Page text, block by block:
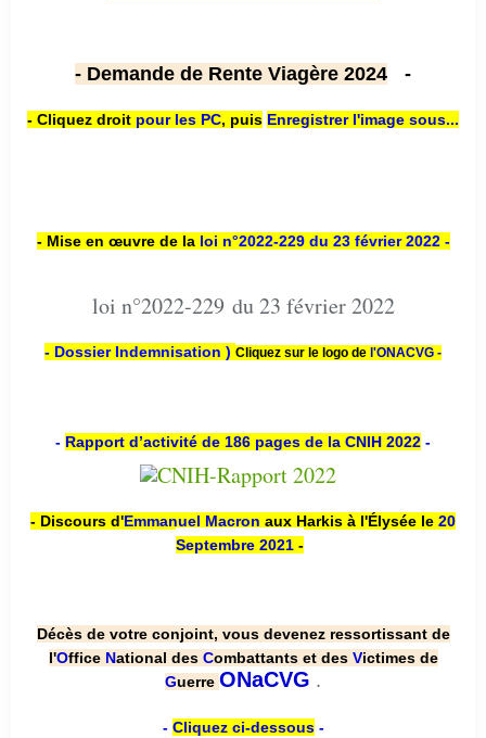
- Demande de Rente Viagère 2024 -
- Cliquez droit pour les PC, puis Enregistrer l'image sous...
- Mise en œuvre de la loi n°2022-229 du 23 février 2022 -
loi n°2022-229 du 23 février 2022
- Dossier Indemnisation ) Cliquez sur le logo de l'ONACVG -
- Rapport d’activité de 186 pages de la CNIH 2022 -
- Discours d'Emmanuel Macron aux Harkis à l'Élysée le 20
Septembre 2021 -
Décès de votre conjoint, vous devenez ressortissant de
l'Office National des Combattants et des Victimes de
Guerre ONaCVG .
- Cliquez ci-dessous-